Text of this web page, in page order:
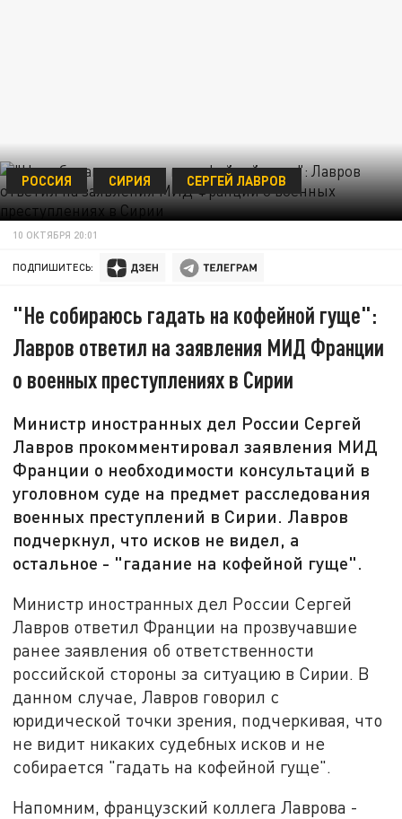
РОССИЯ СИРИЯ СЕРГЕЙ ЛАВРОВ
10 ОКТЯБРЯ 20:01
ПОДПИШИТЕСЬ:
"Не собираюсь гадать на кофейной гуще":
Лавров ответил на заявления МИД Франции
о военных преступлениях в Сирии
Министр иностранных дел России Сергей
Лавров прокомментировал заявления МИД
Франции о необходимости консультаций в
уголовном суде на предмет расследования
военных преступлений в Сирии. Лавров
подчеркнул, что исков не видел, а
остальное - "гадание на кофейной гуще".
Министр иностранных дел России Сергей
Лавров ответил Франции на прозвучавшие
ранее заявления об ответственности
российской стороны за ситуацию в Сирии. В
данном случае, Лавров говорил с
юридической точки зрения, подчеркивая, что
не видит никаких судебных исков и не
собирается "гадать на кофейной гуще".
Напомним, французский коллега Лаврова -